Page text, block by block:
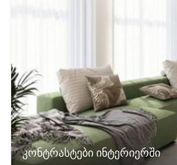
კონტრასტები ინტერიერში